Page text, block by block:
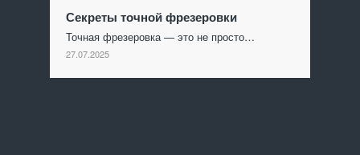
Секреты точной фрезеровки
Точная фрезеровка — это не просто…
27.07.2025